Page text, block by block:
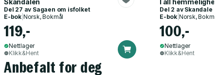
Skandalen
Del 27 av Sagaen om isfolket
E-bok Norsk, Bokmål
119,-
Nettlager
Klikk&Hent
I all
Del 2 av Skandale i
E-bok| Norsk,
100,-
Nettlager
Klikk&Hent
Anbefalt for deg